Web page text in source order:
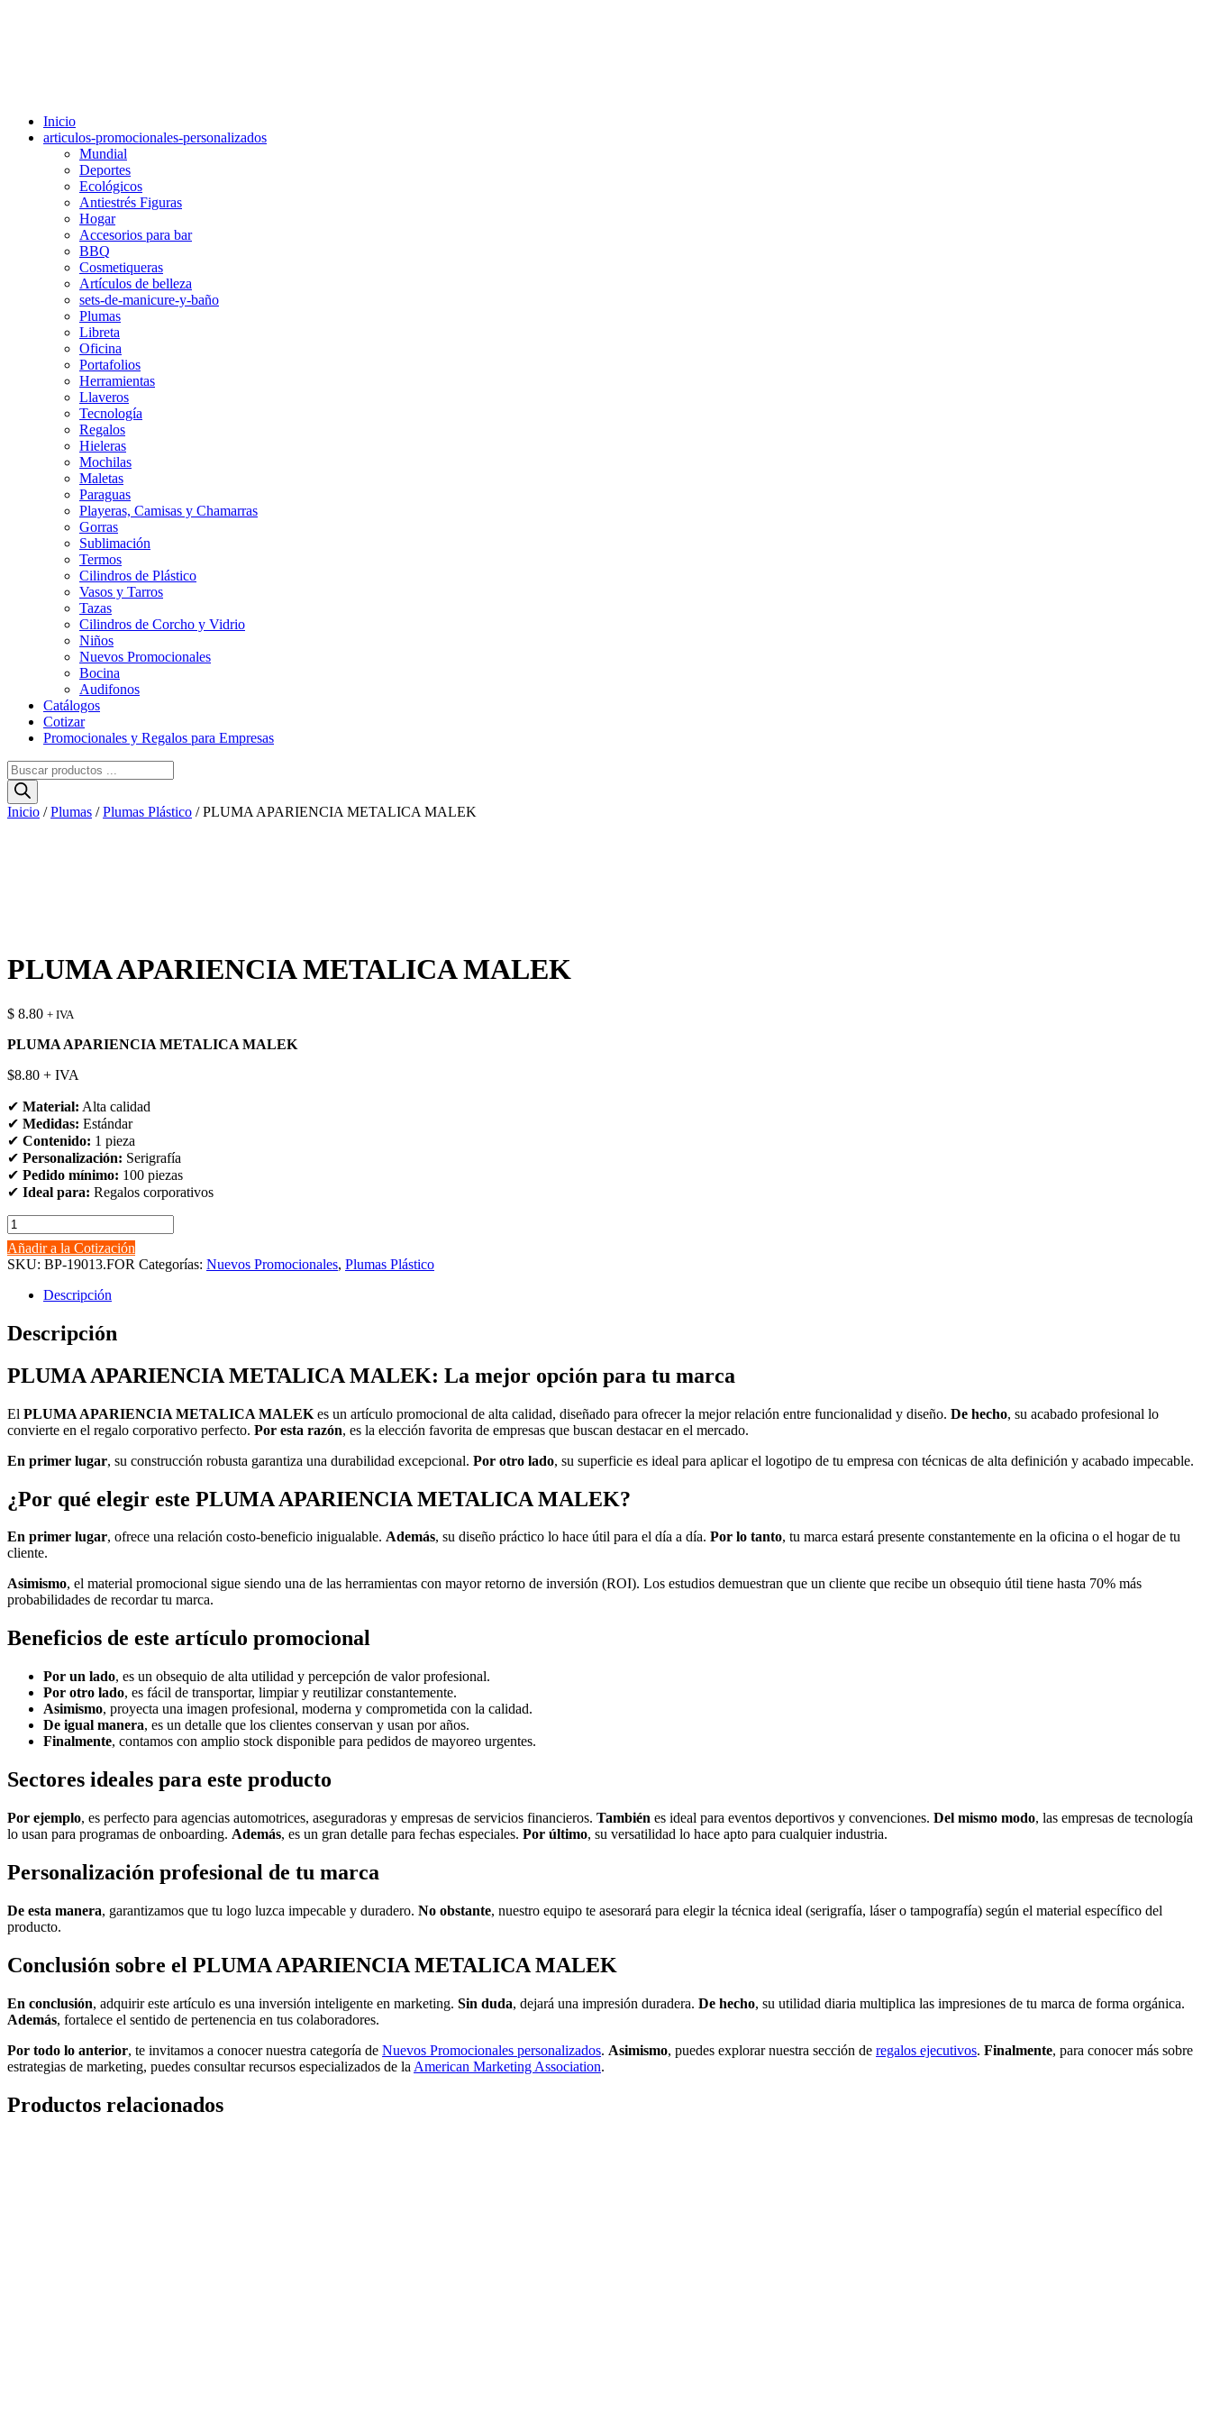
Inicio
articulos-promocionales-personalizados
Mundial
Deportes
Ecológicos
Antiestrés Figuras
Hogar
Accesorios para bar
BBQ
Cosmetiqueras
Artículos de belleza
sets-de-manicure-y-baño
Plumas
Libreta
Oficina
Portafolios
Herramientas
Llaveros
Tecnología
Regalos
Hieleras
Mochilas
Maletas
Paraguas
Playeras, Camisas y Chamarras
Gorras
Sublimación
Termos
Cilindros de Plástico
Vasos y Tarros
Tazas
Cilindros de Corcho y Vidrio
Niños
Nuevos Promocionales
Bocina
Audifonos
Catálogos
Cotizar
Promocionales y Regalos para Empresas
Búsqueda
de
productos
Inicio /Plumas /Plumas Plástico / PLUMA APARIENCIA METALICA MALEK
PLUMA APARIENCIA METALICA MALEK
$ 8.80 + IVA
PLUMA APARIENCIA METALICA MALEK
$8.80 + IVA
✔ Material: Alta calidad
✔ Medidas: Estándar
✔ Contenido: 1 pieza
✔ Personalización: Serigrafía
✔ Pedido mínimo: 100 piezas
✔ Ideal para: Regalos corporativos
PLUMA
APARIENCIA
METALICA
MALEK
cantidad
Añadir a la Cotización
SKU: BP-19013.FOR Categorías: Nuevos Promocionales, Plumas Plástico
Descripción
Descripción
PLUMA APARIENCIA METALICA MALEK: La mejor opción para tu marca
El PLUMA APARIENCIA METALICA MALEK es un artículo promocional de alta calidad, diseñado para ofrecer la mejor relación entre funcionalidad y diseño. De hecho, su acabado profesional lo
convierte en el regalo corporativo perfecto. Por esta razón, es la elección favorita de empresas que buscan destacar en el mercado.
En primer lugar, su construcción robusta garantiza una durabilidad excepcional. Por otro lado, su superficie es ideal para aplicar el logotipo de tu empresa con técnicas de alta definición y acabado impecable.
¿Por qué elegir este PLUMA APARIENCIA METALICA MALEK?
En primer lugar, ofrece una relación costo-beneficio inigualable. Además, su diseño práctico lo hace útil para el día a día. Por lo tanto, tu marca estará presente constantemente en la oficina o el hogar de tu
cliente.
Asimismo, el material promocional sigue siendo una de las herramientas con mayor retorno de inversión (ROI). Los estudios demuestran que un cliente que recibe un obsequio útil tiene hasta 70% más
probabilidades de recordar tu marca.
Beneficios de este artículo promocional
Por un lado, es un obsequio de alta utilidad y percepción de valor profesional.
Por otro lado, es fácil de transportar, limpiar y reutilizar constantemente.
Asimismo, proyecta una imagen profesional, moderna y comprometida con la calidad.
De igual manera, es un detalle que los clientes conservan y usan por años.
Finalmente, contamos con amplio stock disponible para pedidos de mayoreo urgentes.
Sectores ideales para este producto
Por ejemplo, es perfecto para agencias automotrices, aseguradoras y empresas de servicios financieros. También es ideal para eventos deportivos y convenciones. Del mismo modo, las empresas de tecnología
lo usan para programas de onboarding. Además, es un gran detalle para fechas especiales. Por último, su versatilidad lo hace apto para cualquier industria.
Personalización profesional de tu marca
De esta manera, garantizamos que tu logo luzca impecable y duradero. No obstante, nuestro equipo te asesorará para elegir la técnica ideal (serigrafía, láser o tampografía) según el material específico del
producto.
Conclusión sobre el PLUMA APARIENCIA METALICA MALEK
En conclusión, adquirir este artículo es una inversión inteligente en marketing. Sin duda, dejará una impresión duradera. De hecho, su utilidad diaria multiplica las impresiones de tu marca de forma orgánica.
Además, fortalece el sentido de pertenencia en tus colaboradores.
Por todo lo anterior, te invitamos a conocer nuestra categoría de Nuevos Promocionales personalizados. Asimismo, puedes explorar nuestra sección de regalos ejecutivos. Finalmente, para conocer más sobre
estrategias de marketing, puedes consultar recursos especializados de la American Marketing Association.
Productos relacionados